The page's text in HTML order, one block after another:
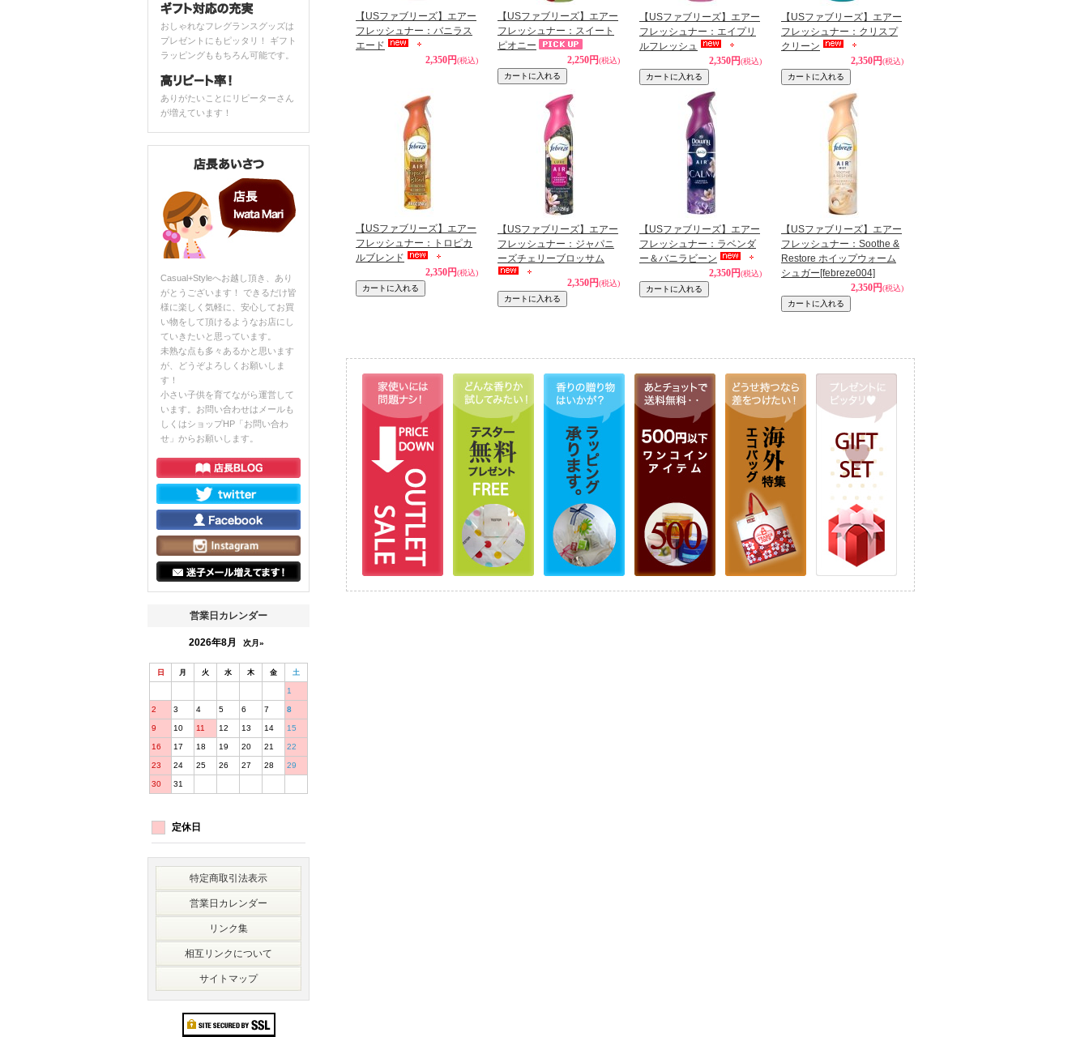
おしゃれなフレグランスグッズは
プレゼントにもピッタリ！ ギフト
ラッピングももちろん可能です。
ありがたいことにリピーターさん
が増えています！
Casual+Styleへお越し頂き、あり
がとうございます！ できるだけ皆
様に楽しく気軽に、安心してお買
い物をして頂けるようなお店にし
ていきたいと思っています。
未熟な点も多々あるかと思います
が、どうぞよろしくお願いしま
す！
小さい子供を育てながら運営して
います。お問い合わせはメールも
しくはショップHP「お問い合わ
せ」からお願いします。
営業日カレンダー
2026年8月 次月»
日 月 火 水 木 金 土
1
2 3 4 5 6 7 8
9 10 11 12 13 14 15
16 17 18 19 20 21 22
23 24 25 26 27 28 29
30 31
定休日
特定商取引法表示
営業日カレンダー
リンク集
相互リンクについて
サイトマップ
【USファブリーズ】エアー
フレッシュナー：バニラス
エード
2,350円(税込)
【USファブリーズ】エアー
フレッシュナー：スイート
ピオニー
2,250円(税込)
【USファブリーズ】エアー
フレッシュナー：エイプリ
ルフレッシュ
2,350円(税込)
【USファブリーズ】エアー
フレッシュナー：クリスプ
クリーン
2,350円(税込)
【USファブリーズ】エアー
フレッシュナー：トロピカ
ルブレンド
2,350円(税込)
【USファブリーズ】エアー
フレッシュナー：ジャパニ
ーズチェリーブロッサム
2,350円(税込)
【USファブリーズ】エアー
フレッシュナー：ラベンダ
ー＆バニラビーン
2,350円(税込)
【USファブリーズ】エアー
フレッシュナー：Soothe &
Restore ホイップウォーム
シュガー [febreze004]
2,350円(税込)